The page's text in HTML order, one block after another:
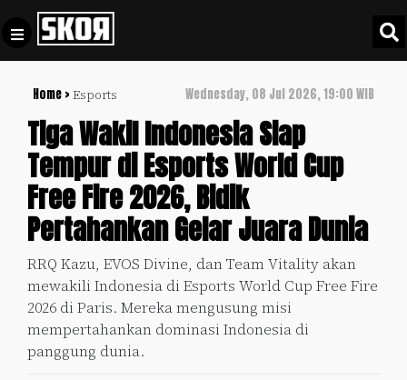
Home > Esports Wednesday, 08 Jul 2026, 19:00 WIB
Tiga Wakil Indonesia Siap
Tempur di Esports World Cup
Free Fire 2026, Bidik
Pertahankan Gelar Juara Dunia
RRQ Kazu, EVOS Divine, dan Team Vitality akan
mewakili Indonesia di Esports World Cup Free Fire
2026 di Paris. Mereka mengusung misi
mempertahankan dominasi Indonesia di
panggung dunia.
Football +
Culture +
Sports
Update
+
Timnas
Indonesia
SKOR
SPECIAL
Policy
Pedoman
Pemberitaan
Media
Siber
Disclaimer
Tentang
Kami